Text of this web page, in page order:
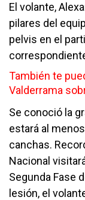
El volante,
pilares del
pelvis en el
También te
Valderrama
Se conoció la
estará al
canchas.
Nacional
Segunda Fase
lesión, el